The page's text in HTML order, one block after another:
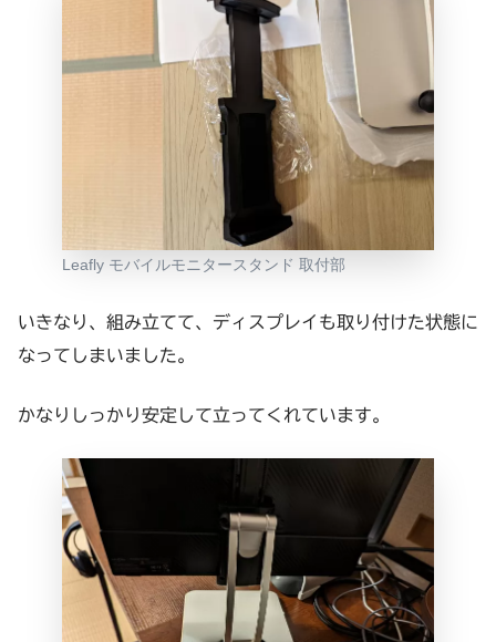
Leafly モバイルモニタースタンド 取付部
いきなり、組み立てて、ディスプレイも取り付けた状態に
なってしまいました。
かなりしっかり安定して立ってくれています。